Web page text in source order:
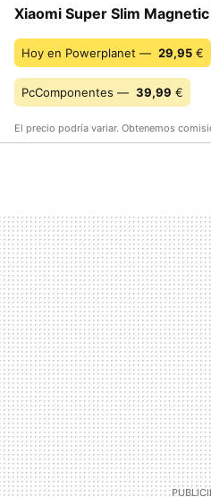
Xiaomi Super Slim
Hoy en Powerplanet — 29,95 €
PcComponentes — 39,99 €
El precio podría variar. Obtenemos